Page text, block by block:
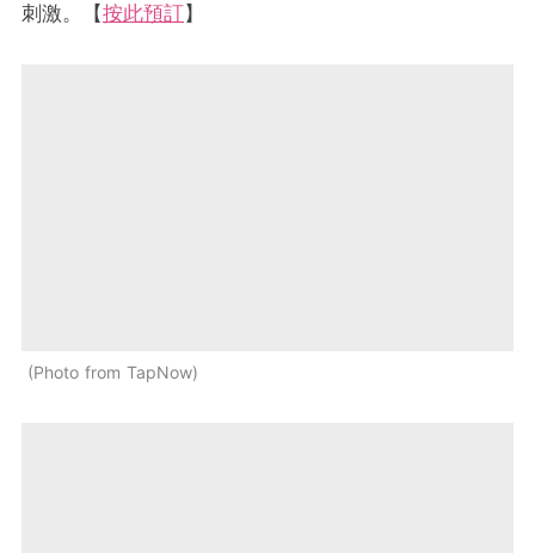
刺激。【按此預訂】
Photo from TapNow